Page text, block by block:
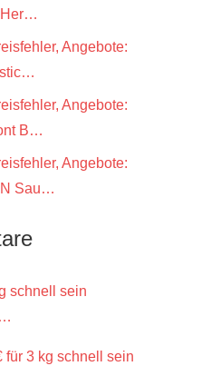
Her…
Angebote:
Angebote:
B…
Angebote:
Sau…
schnell sein
für 3 kg schnell sein